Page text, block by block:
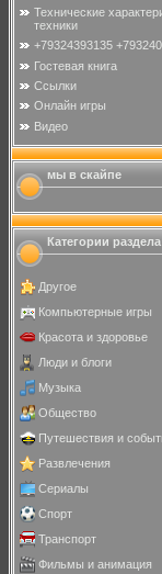
Технические
техники
+79324393135
Гостевая книга
Ссылки
Онлайн игры
Видео
мы в скайпе
Категории раздела
Другое
Компьютерные игры
Красота и здоровье
Люди и блоги
Музыка
Общество
Путешествия и
Развлечения
Сериалы
Спорт
Транспорт
Фильмы и анимация